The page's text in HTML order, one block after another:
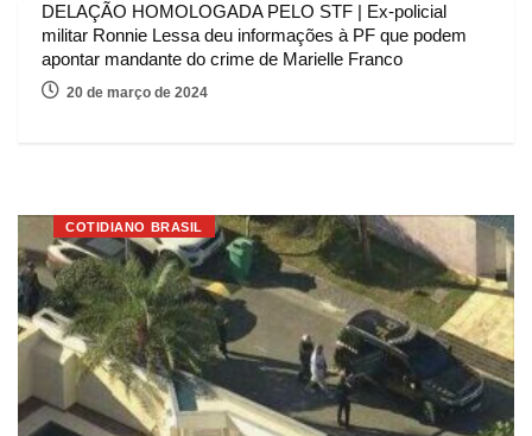
DELAÇÃO HOMOLOGADA PELO STF | Ex-policial
militar Ronnie Lessa deu informações à PF que podem
apontar mandante do crime de Marielle Franco
20 de março de 2024
COTIDIANO BRASIL